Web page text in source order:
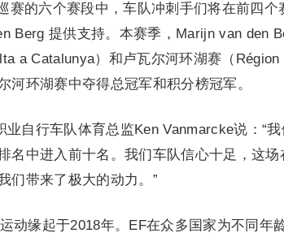
赛的六个赛段中，车队冲刺手们将在前四
Berg 提供支持。本赛季，Marijn van den
a Catalunya）和卢瓦尔河环湖赛（
河环湖赛中夺得总冠军和积分榜冠军。
业自行车队体育总监Ken Vanmarcke说：“
名中进入前十名。我们车队信心十足，这
们带来了极大的动力。”
动缘起于2018年。EF在众多国家为不同年